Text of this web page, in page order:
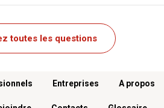
toutes les questions
Entreprises A propos